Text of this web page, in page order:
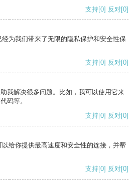
支持[0] 反对[0]
为我们带来了无限的隐私保护和安全性保
支持[0] 反对[0]
我解决很多问题。比如，我可以使用它来
码等。
支持[0] 反对[0]
给你提供最高速度和安全性的连接，并帮
支持[0] 反对[0]